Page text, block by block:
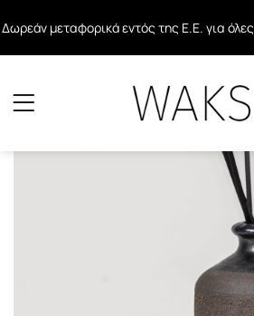
Δωρεάν μεταφορικά εντός της Ε.Ε. για
80€
Δωρεάν μεταφορικά σε όλες τις
Ελλάδος